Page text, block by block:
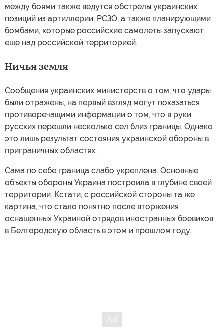
между боями также ведутся обстрелы украинских
позиций из артиллерии, РСЗО, а также планирующими
бомбами, которые российские самолеты запускают
еще над российской территорией.
Ничья земля
Сообщения украинских министерств о том, что удары
были отражены, на первый взгляд могут показаться
противоречащими информации о том, что в руки
русских перешли несколько сел близ границы. Однако
это лишь результат состояния украинской обороны в
приграничных областях.
Сама по себе граница слабо укреплена. Основные
объекты обороны Украина построила в глубине своей
территории. Кстати, с российской стороны та же
картина, что стало понятно после вторжения
оснащенных Украиной отрядов иностранных боевиков
в Белгородскую область в этом и прошлом году.